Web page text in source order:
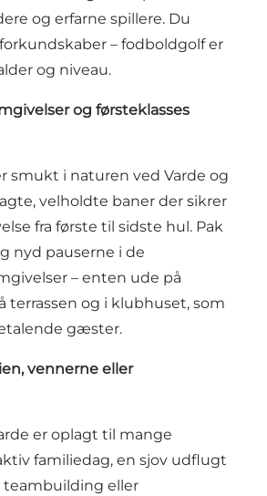
og erfarne spillere. Du
– fodboldgolf er
og niveau.
og førsteklasses
smukt i naturen ved Varde og
velholdte baner der sikrer
fra første til sidste hul. Pak
nyd pauserne i de
– enten ude på
terrassen og i klubhuset, som
gæster.
vennerne eller
er oplagt til mange
familiedag, en sjov udflugt
teambuilding eller